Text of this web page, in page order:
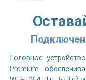
Головное
Premium